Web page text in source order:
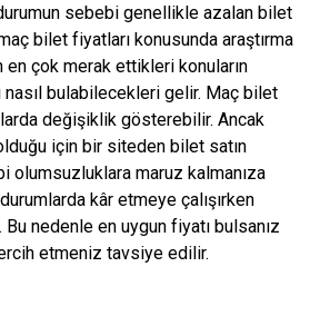
sebebi genellikle azalan bilet
bilet fiyatları konusunda araştırma
çok merak ettikleri konuların
nasıl bulabilecekleri gelir. Maç bilet
değişiklik gösterebilir. Ancak
için bir siteden bilet satın
olumsuzluklara maruz kalmanıza
kâr etmeye çalışırken
nedenle en uygun fiyatı bulsanız
etmeniz tavsiye edilir.